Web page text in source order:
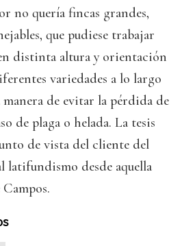
no quería fincas grandes,
que pudiese trabajar
distinta altura y orientación
variedades a lo largo
de evitar la pérdida de
de plaga o helada. La tesis
de vista del cliente del
latifundismo desde aquella